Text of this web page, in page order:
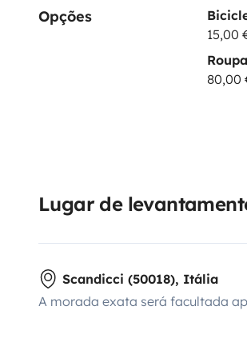
- Riconsegna il camper con il pieno
- Vuota i serbatoi delle acque
- Pulisci l’interno come alla
Opções
15,00
80,00
Lugar de
Scandicci (50018), Itália
A morada exata será facultada